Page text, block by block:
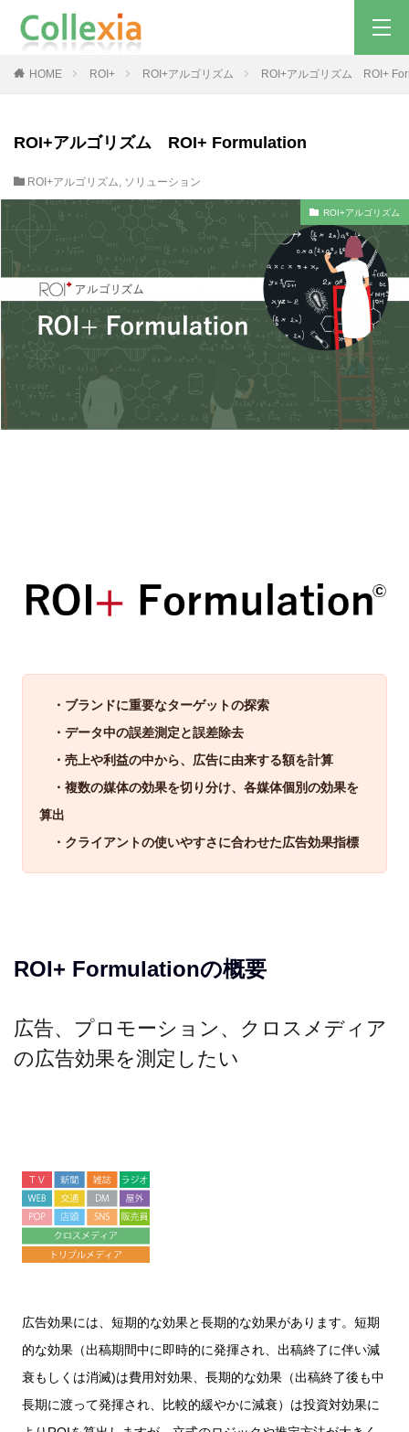
HOME ROI+ ROI+アルゴリズム ROI+アルゴリズム ROI+
ROI+アルゴリズム ROI+ Formulation
ROI+アルゴリズム, ソリューション
ROI+アルゴリズム
・ブランドに重要なターゲットの探索
・データ中の誤差測定と誤差除去
・売上や利益の中から、広告に由来する額を計算
・複数の媒体の効果を切り分け、各媒体個別の効果を
算出
・クライアントの使いやすさに合わせた広告効果指標
ROI+ Formulationの概要
広告、プロモーション、クロスメディア
の広告効果を測定したい
広告効果には、短期的な効果と長期的な効果があります。短期
的な効果（出稿期間中に即時的に発揮され、出稿終了に伴い減
衰もしくは消滅)は費用対効果、長期的な効果（出稿終了後も中
長期に渡って発揮され、比較的緩やかに減衰）は投資対効果に